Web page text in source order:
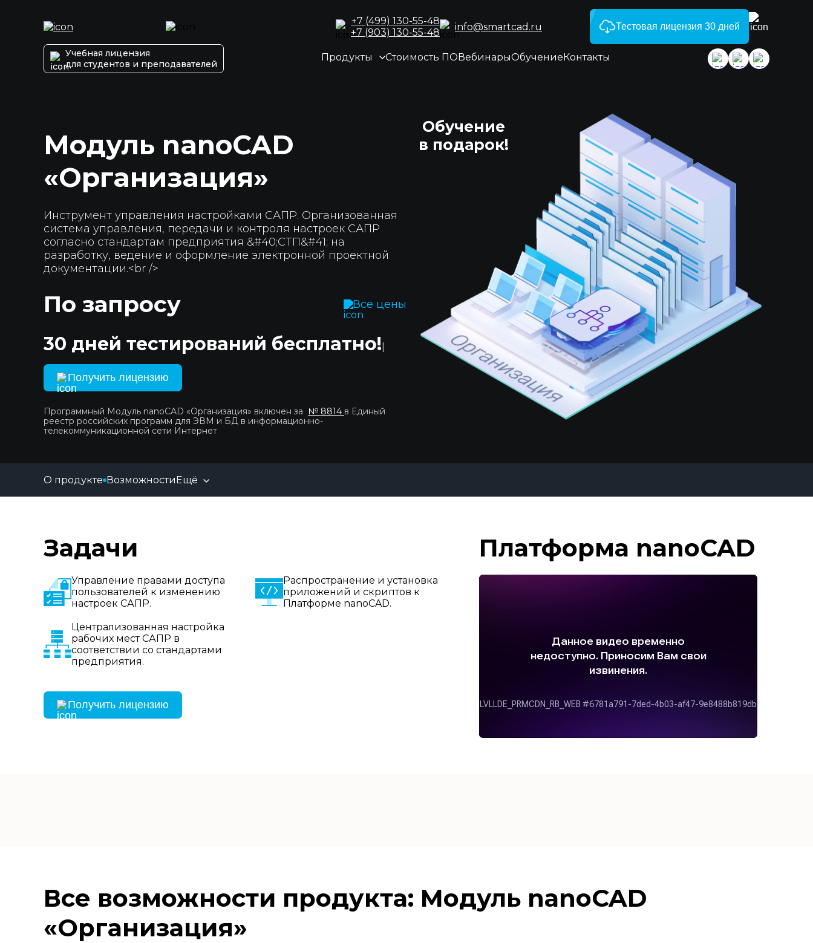
+7 (499) 130-55-48
+7 (903) 130-55-48
info@smartcad.ru Тестовая лицензия 30 дней
Учебная лицензия
для студентов и преподавателей
Продукты Стоимость ПОВебинарыОбучениеКонтакты
Модуль nanoCAD
«Организация»
Обучение
в подарок!
Инструмент управления настройками САПР. Организованная
система управления, передачи и контроля настроек САПР
согласно стандартам предприятия &#40;СТП&#41; на
разработку, ведение и оформление электронной проектной
документации.<br />
По запросу Все цены
30 дней тестирований бесплатно!
Получить лицензию
Программный Модуль nanoCAD «Организация» включен за № 8814 в Единый
реестр российских программ для ЭВМ и БД в информационно-
телекоммуникационной сети Интернет
О продукте ВозможностиЕщё
Задачи
Управление правами доступа
пользователей к изменению
настроек САПР.
Распространение и установка
приложений и скриптов к
Платформе nanoCAD.
Централизованная настройка
рабочих мест САПР в
соответствии со стандартами
предприятия.
Получить лицензию
Платформа nanoCAD
Все возможности продукта: Модуль nanoCAD
«Организация»